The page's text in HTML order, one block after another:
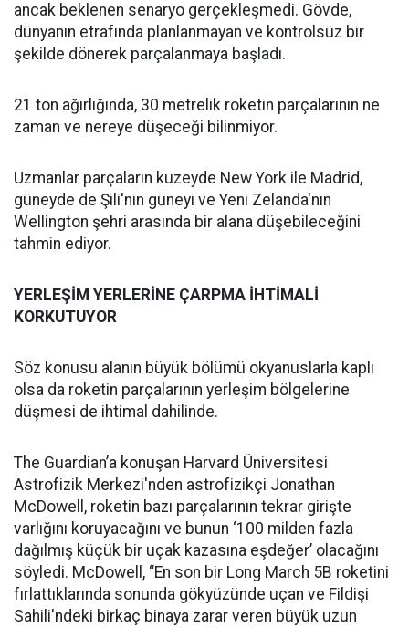
ancak beklenen senaryo gerçekleşmedi. Gövde,
dünyanın etrafında planlanmayan ve kontrolsüz bir
şekilde dönerek parçalanmaya başladı.
21 ton ağırlığında, 30 metrelik roketin parçalarının ne
zaman ve nereye düşeceği bilinmiyor.
Uzmanlar parçaların kuzeyde New York ile Madrid,
güneyde de Şili'nin güneyi ve Yeni Zelanda'nın
Wellington şehri arasında bir alana düşebileceğini
tahmin ediyor.
YERLEŞİM YERLERİNE ÇARPMA İHTİMALİ
KORKUTUYOR
Söz konusu alanın büyük bölümü okyanuslarla kaplı
olsa da roketin parçalarının yerleşim bölgelerine
düşmesi de ihtimal dahilinde.
The Guardian’a konuşan Harvard Üniversitesi
Astrofizik Merkezi'nden astrofizikçi Jonathan
McDowell, roketin bazı parçalarının tekrar girişte
varlığını koruyacağını ve bunun ‘100 milden fazla
dağılmış küçük bir uçak kazasına eşdeğer’ olacağını
söyledi. McDowell, “En son bir Long March 5B roketini
fırlattıklarında sonunda gökyüzünde uçan ve Fildişi
Sahili'ndeki birkaç binaya zarar veren büyük uzun